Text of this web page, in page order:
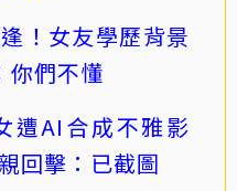
！女友學歷背景
們不懂
遭AI合成不雅影
回擊：已截圖